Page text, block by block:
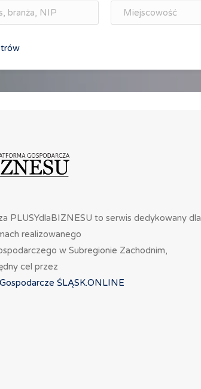
PLUSYdlaBIZNESU to serwis dedykowany dla
realizowanego
w Subregionie Zachodnim,
cel przez
ŚLĄSK.ONLINE